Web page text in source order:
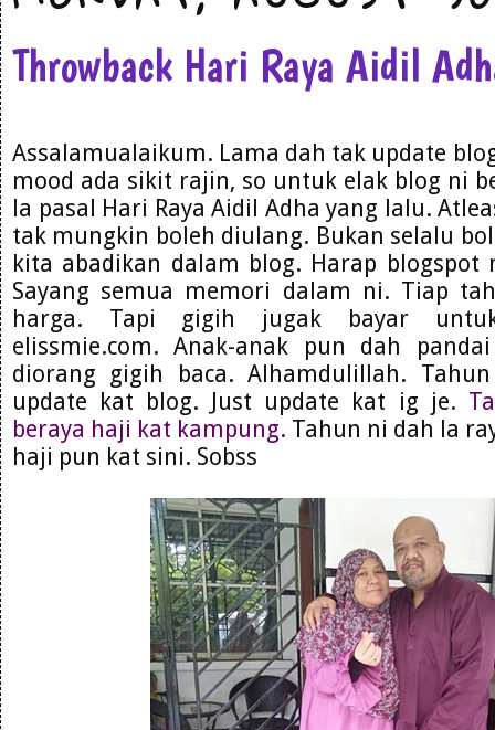
Throwback Hari Raya Aidil
Assalamualaikum. Lama dah tak update
mood ada sikit rajin, so untuk elak blog ni
la pasal Hari Raya Aidil Adha yang lalu.
tak mungkin boleh diulang. Bukan selalu
kita abadikan dalam blog. Harap
Sayang semua memori dalam ni. Tiap
harga. Tapi gigih jugak bayar
elissmie.com. Anak-anak pun dah
diorang gigih baca. Alhamdulillah.
update kat blog. Just update kat ig je.
beraya haji kat kampung. Tahun ni dah la
haji pun kat sini. Sobss